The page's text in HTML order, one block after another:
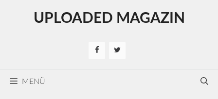
UPLOADED MAGAZIN
MENÜ